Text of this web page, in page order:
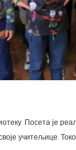
Посета је
учитељице.